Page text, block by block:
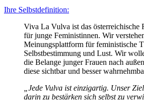
Ihre Selbstdefinition:
Viva La Vulva ist das österreichische
für junge Feministinnen. Wir
Meinungsplattform für feministische
Selbstbestimmung und Lust. Wir
die Belange junger Frauen nach
diese sichtbar und besser
„Jede Vulva ist einzigartig. Unser
darin zu bestärken sich selbst zu